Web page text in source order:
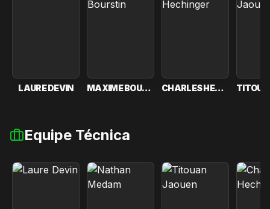
LAURE DEVIN MAXIME BOURSTIN CHARLES HECHINGER
Equipe Técnica